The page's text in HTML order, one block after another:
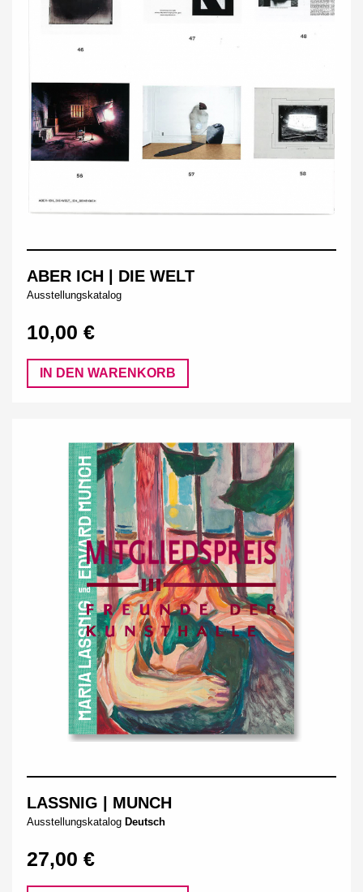
ABER ICH | DIE WELT
Ausstellungskatalog
10,00 €
IN DEN WARENKORB
LASSNIG | MUNCH
Ausstellungskatalog Deutsch
27,00 €